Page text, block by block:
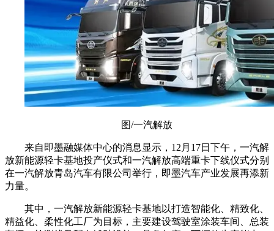
图/一汽解放
来自即墨融媒体中心的消息显示，12月17日下午，一汽解
放新能源轻卡基地投产仪式和一汽解放高端重卡下线仪式分别
在一汽解放青岛汽车有限公司举行，即墨汽车产业发展再添新
力量。
其中，一汽解放新能源轻卡基地以打造智能化、精致化、
精益化、柔性化工厂为目标，主要建设驾驶室涂装车间、总装